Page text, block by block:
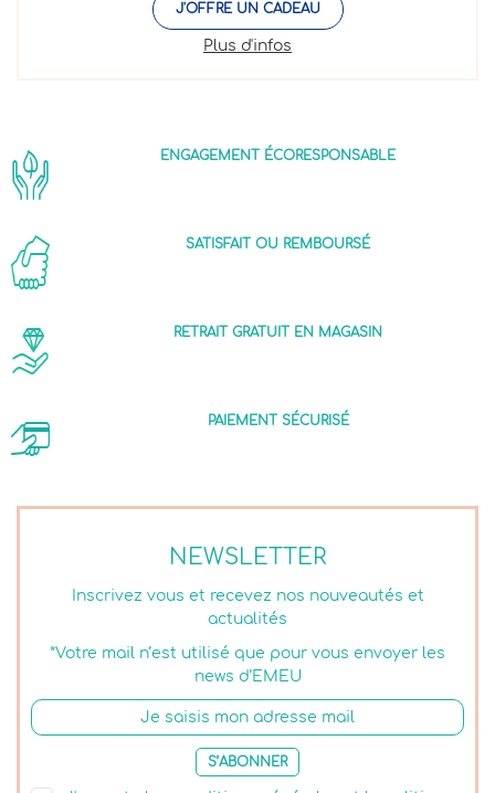
J'OFFRE UN CADEAU
Plus d'infos
NEWSLETTER
Inscrivez vous et recevez nos nouveautés et
actualités
*Votre mail n’est utilisé que pour vous envoyer les
news d’EMEU
S’ABONNER
ENGAGEMENT ÉCORESPONSABLE
SATISFAIT OU REMBOURSÉ
RETRAIT GRATUIT EN MAGASIN
PAIEMENT SÉCURISÉ